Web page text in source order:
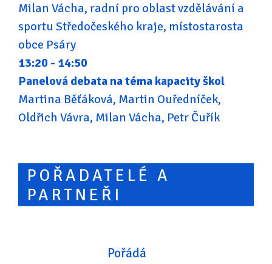
Milan Vácha, radní pro oblast vzdělávání a
sportu Středočeského kraje, místostarosta
obce Psáry
13:20 - 14:50
Panelová debata na téma kapacity škol
Martina Běťáková, Martin Ouředníček,
Oldřich Vávra, Milan Vácha, Petr Čuřík
POŘADATELÉ A
PARTNEŘI
Pořádá